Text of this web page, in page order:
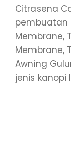
Citrasena
pembuatan
Membrane,
Membrane,
Awning
jenis kanopi